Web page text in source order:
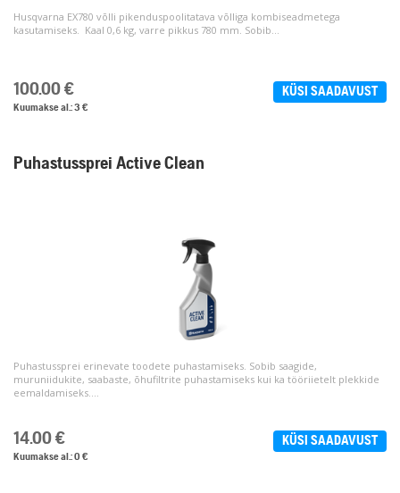
Husqvarna EX780 võlli pikenduspoolitatava võlliga kombiseadmetega
kasutamiseks. Kaal 0,6 kg, varre pikkus 780 mm. Sobib...
100.00 € KÜSI SAADAVUST
Kuumakse al.: 3 €
Puhastussprei Active Clean
Puhastussprei erinevate toodete puhastamiseks. Sobib saagide,
muruniidukite, saabaste, õhufiltrite puhastamiseks kui ka tööriietelt plekkide
eemaldamiseks....
14.00 € KÜSI SAADAVUST
Kuumakse al.: 0 €